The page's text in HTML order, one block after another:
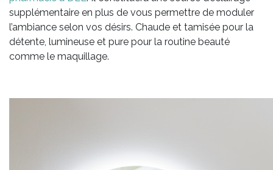
supplémentaire en plus de vous permettre de moduler
l’ambiance selon vos désirs. Chaude et tamisée pour la
détente, lumineuse et pure pour la routine beauté
comme le maquillage.